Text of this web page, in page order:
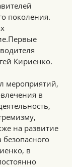
поколения.
Кириенко.
мероприятий,
в
на развитие
в